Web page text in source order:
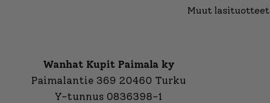
Muut lasituotteet
Wanhat Kupit Paimala ky
Paimalantie 369 20460 Turku
Y-tunnus 0836398-1